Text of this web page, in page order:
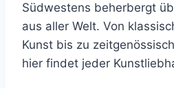
Südwestens beherbergt
aus aller Welt. Von
Kunst bis zu
hier findet jeder